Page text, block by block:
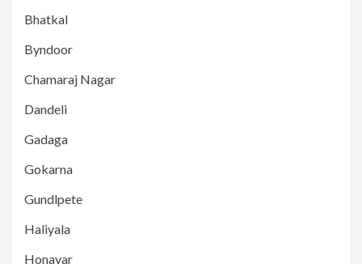
Bhatkal
Byndoor
Chamaraj Nagar
Dandeli
Gadaga
Gokarna
Gundlpete
Haliyala
Honavar